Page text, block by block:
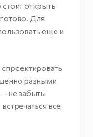
открыть
Для
еще и
разными
не забыть
все